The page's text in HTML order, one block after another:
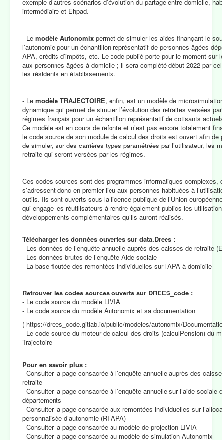
exemple d’autres scénarios d’évolution du partage entre domicile,
intermédiaire et Ehpad.
- Le modèle Autonomix permet de simuler les aides finançant le
l’autonomie pour un échantillon représentatif de personnes âgées
APA, crédits d’impôts, etc. Le code publié porte pour le moment sur
aux personnes âgées à domicile ; il sera complété début 2022 par
les résidents en établissements.
- Le modèle TRAJECTOIRE, enfin, est un modèle de
dynamique qui permet de simuler l’évolution des retraites versées
régimes français pour un échantillon représentatif de cotisants
Ce modèle est en cours de refonte et n’est pas encore totalement
le code source de son module de calcul des droits est ouvert afin de
de simuler, sur des carrières types paramétrées par l’utilisateur, les
retraite qui seront versées par les régimes.
Ces codes sources sont des programmes informatiques complexes,
s’adressent donc en premier lieu aux personnes habituées à
outils. Ils sont ouverts sous la licence publique de l’Union
qui engage les réutilisateurs à rendre également publics les
développements complémentaires qu’ils auront réalisés.
Télécharger les données ouvertes sur data.Drees :
- Les données de l’enquête annuelle auprès des caisses de retraite
- Les données brutes de l’enquête Aide sociale
- La base floutée des remontées individuelles sur l’APA à domicile
Retrouver les codes sources ouverts sur DREES_code :
- Le code source du modèle LIVIA
- Le code source du modèle Autonomix et sa documentation
( https://drees_code.gitlab.io/public/modeles/autonomix/
- Le code source du moteur de calcul des droits (calculPension) du
Trajectoire
Pour en savoir plus :
- Consulter la page consacrée à l’enquête annuelle auprès des
retraite
- Consulter la page consacrée à l’enquête annuelle sur l’aide sociale
départements
- Consulter la page consacrée aux remontées individuelles sur
personnalisée d’autonomie (RI-APA)
- Consulter la page consacrée au modèle de projection LIVIA
- Consulter la page consacrée au modèle de simulation Autonomix